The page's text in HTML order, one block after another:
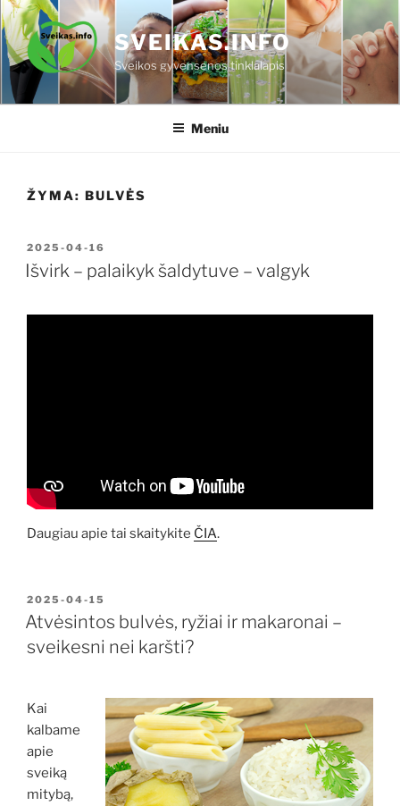
Eiti
prie
turinio
SVEIKAS.INFO
Sveikos gyvensenos tinklalapis
Meniu
ŽYMA: BULVĖS
PASKELBTA
2025-04-16
Išvirk – palaikyk šaldytuve – valgyk
Daugiau apie tai skaitykite ČIA.
PASKELBTA
2025-04-15
Atvėsintos bulvės, ryžiai ir makaronai –
sveikesni nei karšti?
Kai
kalbame
apie
sveiką
mitybą,